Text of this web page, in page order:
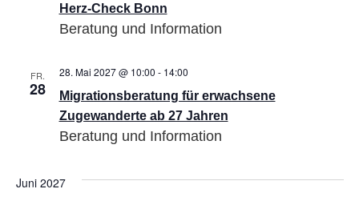
Herz-Check Bonn
Beratung und Information
FR.
28
Migrationsberatung für erwachsene
Zugewanderte ab 27 Jahren
28. Mai 2027 @ 10:00 - 14:00
erwachsene
Zugewanderte
ab
27
Beratung und Information
Juni 2027